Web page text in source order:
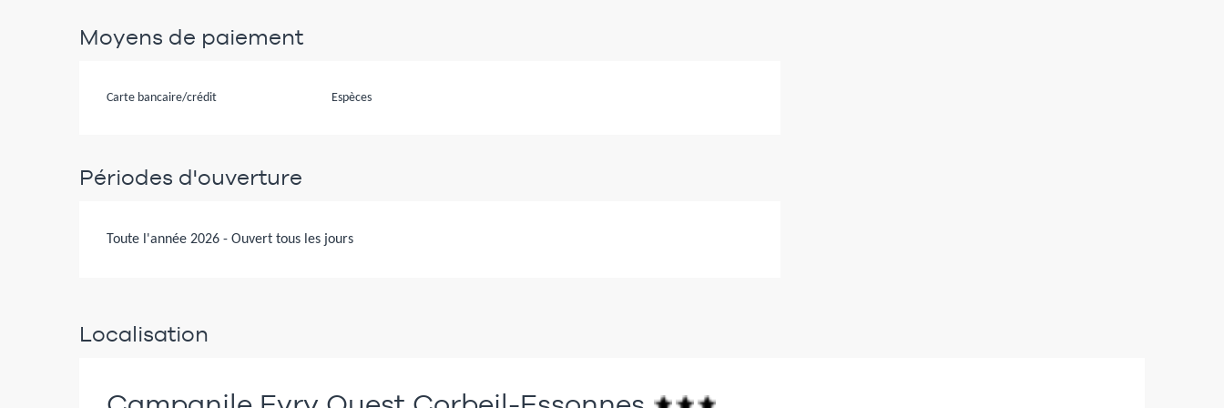
Moyens de paiement
Carte bancaire/crédit Espèces
Périodes d'ouverture
Toute l'année 2026 - Ouvert tous les jours
Localisation